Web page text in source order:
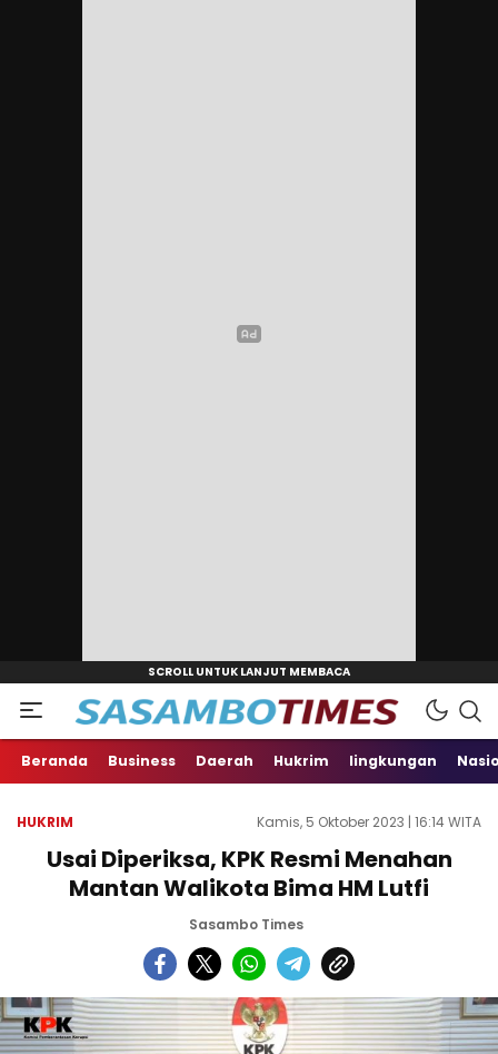
Beranda Business Daerah Hukrim lingkungan
HUKRIM Kamis, 5 Oktober 2023 | 16:14 WITA
Usai Diperiksa, KPK Resmi Menahan
Mantan Walikota Bima HM Lutfi
Sasambo Times